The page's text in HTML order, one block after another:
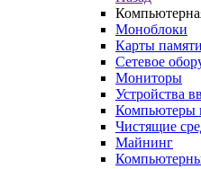
Моноблоки
Карты
Сетевое
Мониторы
Устройства
Компьютеры
Чистящие
Майнинг